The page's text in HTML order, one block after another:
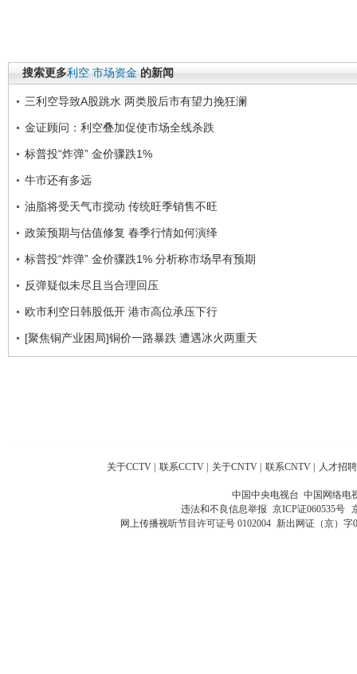
搜索更多利空 市场资金 的新闻
三利空导致A股跳水 两类股后市有望力挽狂澜
金证顾问：利空叠加促使市场全线杀跌
标普投“炸弹” 金价骤跌1%
牛市还有多远
油脂将受天气市搅动 传统旺季销售不旺
政策预期与估值修复 春季行情如何演绎
标普投“炸弹” 金价骤跌1% 分析称市场早有预期
反弹疑似未尽且当合理回压
欧市利空日韩股低开 港市高位承压下行
[聚焦铜产业困局]铜价一路暴跌 遭遇冰火两重天
关于CCTV 联系CCTV 关于CNTV 联系CNTV 人才招聘
中国中央电视台 中国网络电
违法和不良信息举报 京ICP证060535号
网上传播视听节目许可证号 0102004 新出网证（京）